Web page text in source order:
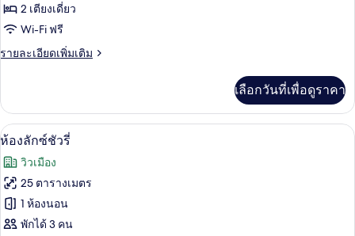
พรีเมียร์
2 เตียงเดี่ยว
Wi-Fi ฟรี
รายละเอียดเพิ่มเติม
ราย
เกี่ยว
กับ
ห้อง
เลือกวันที่เพื่อดูราคา
เปิด
ภาพถ่าย
ทั้งหมด
ของ
ห้อง
ห้องลักซ์ชัวรี่ | เตียงเมมโมรีโฟม, ตู้นิ
8
ห้องลักซ์ชัวรี่
วิวเมือง
25 ตารางเมตร
1 ห้องนอน
พักได้ 3 คน